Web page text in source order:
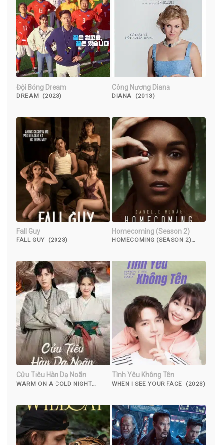
Đội Bóng Dream
DREAM (2023)
Công Nương Diana
DIANA (2013)
Fall Guy
FALL GUY (2023)
Homecoming (Season 2)
HOMECOMING (SEASON 2)
Cửu Tiêu Hàn Dạ Noãn
WARM ON A COLD NIGHT
Tình Yêu Không Tên
WHEN I SEE YOUR FACE (2023)